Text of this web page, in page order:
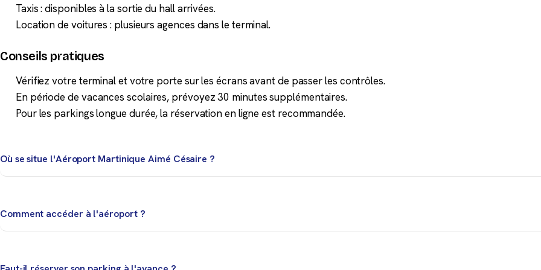
Taxis : disponibles à la sortie du hall arrivées.
Location de voitures : plusieurs agences dans le terminal.
Conseils pratiques
Vérifiez votre terminal et votre porte sur les écrans avant de passer les contrôles.
En période de vacances scolaires, prévoyez 30 minutes supplémentaires.
Pour les parkings longue durée, la réservation en ligne est recommandée.
Où se situe l'Aéroport Martinique Aimé Césaire ?
Comment accéder à l'aéroport ?